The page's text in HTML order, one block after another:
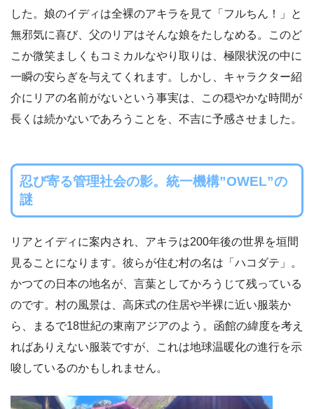
した。娘のイディは全裸のアキラを見て「フルちん！」と
無邪気に喜び、父のリアはそんな娘をたしなめる。このど
こか微笑ましくもコミカルなやり取りは、極限状況の中に
一瞬の安らぎを与えてくれます。しかし、キャラクター紹
介にリアの名前がないという事実は、この穏やかな時間が
長くは続かないであろうことを、不吉に予感させました。
忍び寄る管理社会の影。統一機構”OWEL”の
謎
リアとイディに案内され、アキラは200年後の世界を垣間
見ることになります。彼らが住む村の名は「ハコダテ」。
かつての日本の地名が、言葉としてかろうじて残っている
のです。村の風景は、高床式の住居や半裸に近い服装か
ら、まるで18世紀の東南アジアのよう。函館の緯度を考え
ればありえない服装ですが、これは地球温暖化の進行を示
唆しているのかもしれません。